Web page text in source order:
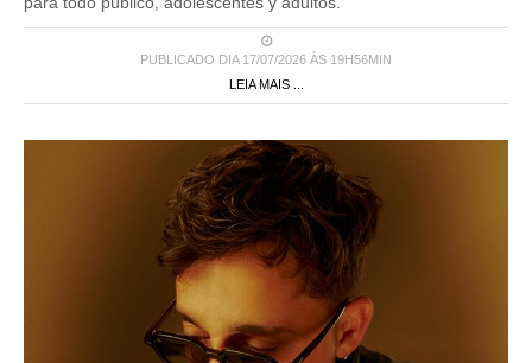
PUBLICADO DIA 17/07/2026 ÀS 19H56MIN
LEIA MAIS ...